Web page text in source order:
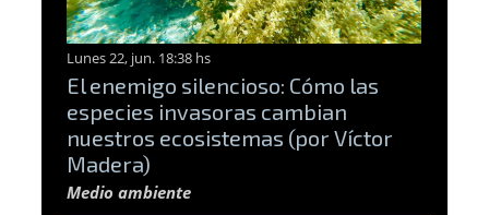
Lunes 22, jun. 18:38 hs
El enemigo silencioso: Cómo las
especies invasoras cambian
nuestros ecosistemas (por Víctor
Madera)
Medio ambiente